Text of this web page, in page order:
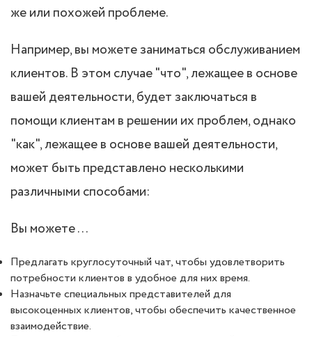
же или похожей проблеме.
Например, вы можете заниматься обслуживанием
клиентов. В этом случае "что", лежащее в основе
вашей деятельности, будет заключаться в
помощи клиентам в решении их проблем, однако
"как", лежащее в основе вашей деятельности,
может быть представлено несколькими
различными способами:
Вы можете …
Предлагать круглосуточный чат, чтобы удовлетворить
потребности клиентов в удобное для них время.
Назначьте специальных представителей для
высокоценных клиентов, чтобы обеспечить качественное
взаимодействие.